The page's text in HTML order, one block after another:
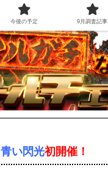
青い閃光初開催！
今後の予定 9月調査記事